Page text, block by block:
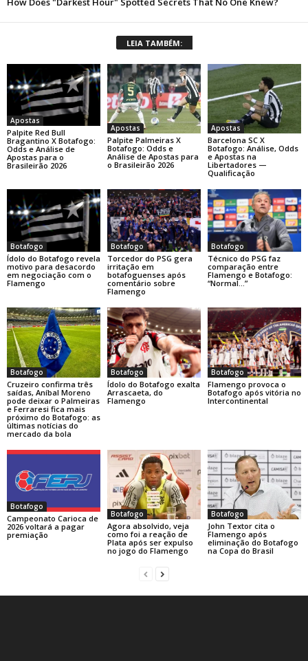
LEIA TAMBÉM:
Apostas
Palpite Red Bull
Bragantino X Botafogo:
Odds e Análise de
Apostas para o
Brasileirão 2026
Apostas
Palpite Palmeiras X
Botafogo: Odds e
Análise de Apostas para
o Brasileirão 2026
Apostas
Barcelona SC X
Botafogo: Análise, Odds
e Apostas na
Libertadores —
Qualificação
Botafogo
Ídolo do Botafogo revela
motivo para desacordo
em negociação com o
Flamengo
Botafogo
Torcedor do PSG gera
irritação em
botafoguenses após
comentário sobre
Flamengo
Botafogo
Técnico do PSG faz
comparação entre
Flamengo e Botafogo:
“Normal…”
Botafogo
Cruzeiro confirma três
saídas, Aníbal Moreno
pode deixar o Palmeiras
e Ferraresi fica mais
próximo do Botafogo: as
últimas notícias do
mercado da bola
Botafogo
Ídolo do Botafogo exalta
Arrascaeta, do
Flamengo
Botafogo
Flamengo provoca o
Botafogo após vitória no
Intercontinental
Botafogo
Campeonato Carioca de
2026 voltará a pagar
premiação
Botafogo
Agora absolvido, veja
como foi a reação de
Plata após ser expulso
no jogo do Flamengo
Botafogo
John Textor cita o
Flamengo após
eliminação do Botafogo
na Copa do Brasil